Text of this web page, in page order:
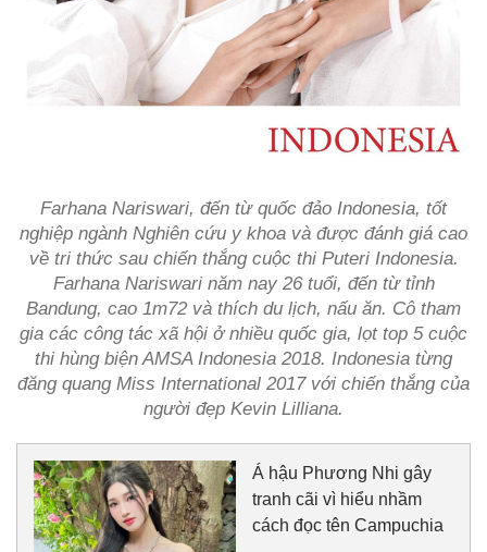
Farhana Nariswari, đến từ quốc đảo Indonesia, tốt
nghiệp ngành Nghiên cứu y khoa và được đánh giá cao
về tri thức sau chiến thắng cuộc thi Puteri Indonesia.
Farhana Nariswari năm nay 26 tuổi, đến từ tỉnh
Bandung, cao 1m72 và thích du lịch, nấu ăn. Cô tham
gia các công tác xã hội ở nhiều quốc gia, lọt top 5 cuộc
thi hùng biện AMSA Indonesia 2018. Indonesia từng
đăng quang Miss International 2017 với chiến thắng của
người đẹp Kevin Lilliana.
Á hậu Phương Nhi gây
tranh cãi vì hiểu nhầm
cách đọc tên Campuchia